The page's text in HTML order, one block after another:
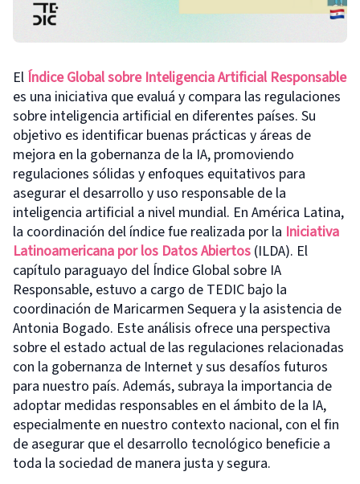
El Índice Global sobre InteligenciaArtificialResponsable
es una iniciativa que evaluá y compara las regulaciones
sobre inteligencia artificial en diferentes países. Su
objetivo es identificar buenas prácticas y áreas de
mejora en la gobernanza de la IA, promoviendo
regulaciones sólidas y enfoques equitativos para
asegurar el desarrollo y uso responsable de la
inteligencia artificial a nivel mundial. En América Latina,
la coordinación del índice fue realizada por la Iniciativa
Latinoamericana por los Datos Abiertos (ILDA). El
capítulo paraguayo del Índice Global sobre IA
Responsable, estuvo a cargo de TEDIC bajo la
coordinación de Maricarmen Sequera y la asistencia de
Antonia Bogado. Este análisis ofrece una perspectiva
sobre el estado actual de las regulaciones relacionadas
con la gobernanza de Internet y sus desafíos futuros
para nuestro país. Además, subraya la importancia de
adoptar medidas responsables en el ámbito de la IA,
especialmente en nuestro contexto nacional, con el fin
de asegurar que el desarrollo tecnológico beneficie a
toda la sociedad de manera justa y segura.